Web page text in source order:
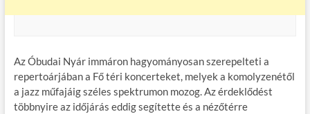
Az Óbudai Nyár immáron hagyományosan szerepelteti a
repertoárjában a Fő téri koncerteket, melyek a komolyzenétől
a jazz műfajáig széles spektrumon mozog. Az érdeklődést
többnyire az időjárás eddig segítette és a nézőtérre